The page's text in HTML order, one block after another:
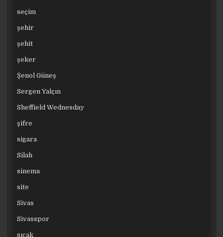
seçim
şehir
şehit
şeker
Şenol Güneş
Sergen Yalçın
Sheffield Wednesday
şifre
sigara
Silah
sinema
site
Sivas
Sivasspor
sıcak